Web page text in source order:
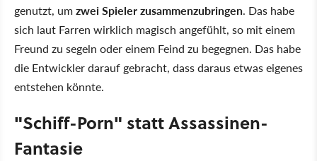
genutzt, umzwei Spieler zusammenzubringen. Das habe
sich laut Farren wirklich magisch angefühlt, so mit einem
Freund zu segeln oder einem Feind zu begegnen. Das habe
die Entwickler darauf gebracht, dass daraus etwas eigenes
entstehen könnte.
"Schiff-Porn" statt Assassinen-
Fantasie